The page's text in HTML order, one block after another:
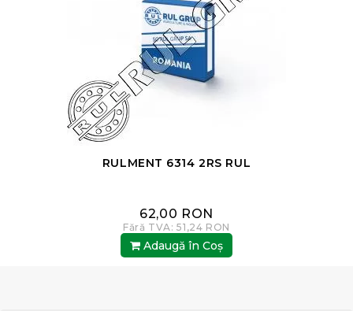
RULMENT 6314 2RS RUL
62,00 RON
Fără TVA: 51,24 RON
Adaugă în Coş